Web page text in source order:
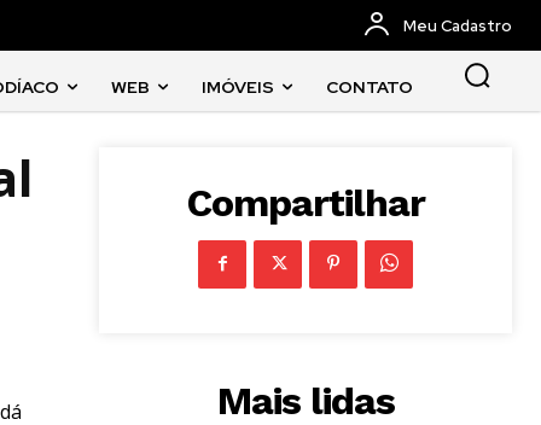
Meu Cadastro
WEB IMÓVEIS CONTATO
Compartilhar
Mais lidas